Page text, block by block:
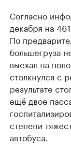
Согласно
декабря на
По
большегруза
выехал на
столкнулся с
результате
ещё двое
степени
автобуса.